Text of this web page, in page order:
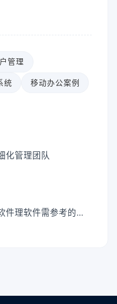
管理
统 移动办公案例
化管理团队
选择企业微信管微信管理软件理软件需参考的四个要点